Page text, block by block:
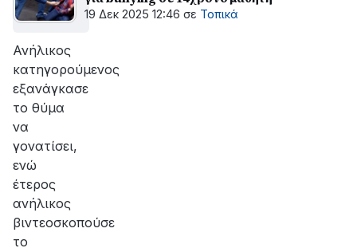
19 Δεκ 2025 12:46 σε Τοπικά
Ανήλικος
κατηγορούμενος
εξανάγκασε
το θύμα
να
γονατίσει,
ενώ
έτερος
ανήλικος
βιντεοσκοπούσε
το